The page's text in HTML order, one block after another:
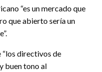
“es un mercado que
que abierto sería un
directivos de
buen tono al